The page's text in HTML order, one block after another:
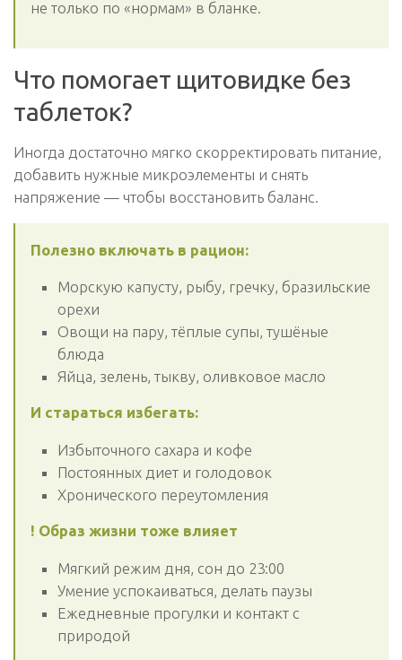
не только по «нормам» в бланке.
Что помогает щитовидке без
таблеток?
Иногда достаточно мягко скорректировать питание,
добавить нужные микроэлементы и снять
напряжение — чтобы восстановить баланс.
Полезно включать в рацион:
Морскую капусту, рыбу, гречку, бразильские
орехи
Овощи на пару, тёплые супы, тушёные
блюда
Яйца, зелень, тыкву, оливковое масло
И стараться избегать:
Избыточного сахара и кофе
Постоянных диет и голодовок
Хронического переутомления
! Образ жизни тоже влияет
Мягкий режим дня, сон до 23:00
Умение успокаиваться, делать паузы
Ежедневные прогулки и контакт с
природой